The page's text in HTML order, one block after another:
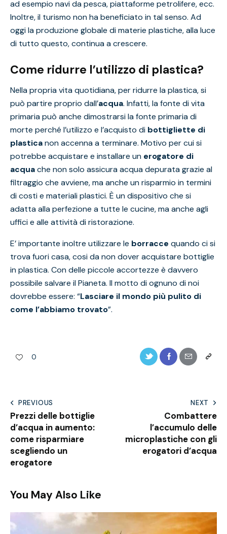
ad esempio navi da pesca, piattaforme petrolifere, ecc.
Inoltre, il turismo non ha beneficiato in tal senso. Ad
oggi la produzione globale di materie plastiche, alla luce
di tutto questo, continua a crescere.
Come ridurre l’utilizzo di plastica?
Nella propria vita quotidiana, per ridurre la plastica, si
può partire proprio dall’acqua. Infatti, la fonte di vita
primaria può anche dimostrarsi la fonte primaria di
morte perché l’utilizzo e l’acquisto di bottigliette di
plasticanon accenna a terminare. Motivo per cui si
potrebbe acquistare e installare un erogatore di
acquache non solo assicura acqua depurata grazie al
filtraggio che avviene, ma anche un risparmio in termini
di costi e materiali plastici. È un dispositivo che si
adatta alla perfezione a tutte le cucine, ma anche agli
uffici e alle attività di ristorazione.
E’ importante inoltre utilizzare le borracce quando ci si
trova fuori casa, cosi da non dover acquistare bottiglie
in plastica. Con delle piccole accortezze è davvero
possibile salvare il Pianeta. Il motto di ognuno di noi
dovrebbe essere: “Lasciare il mondo più pulito di
come l’abbiamo trovato”.
0
PREVIOUS
Prezzi delle bottiglie
d’acqua in aumento:
come risparmiare
scegliendo un
erogatore
NEXT
Combattere
l’accumulo delle
microplastiche con gli
erogatori d’acqua
You May Also Like